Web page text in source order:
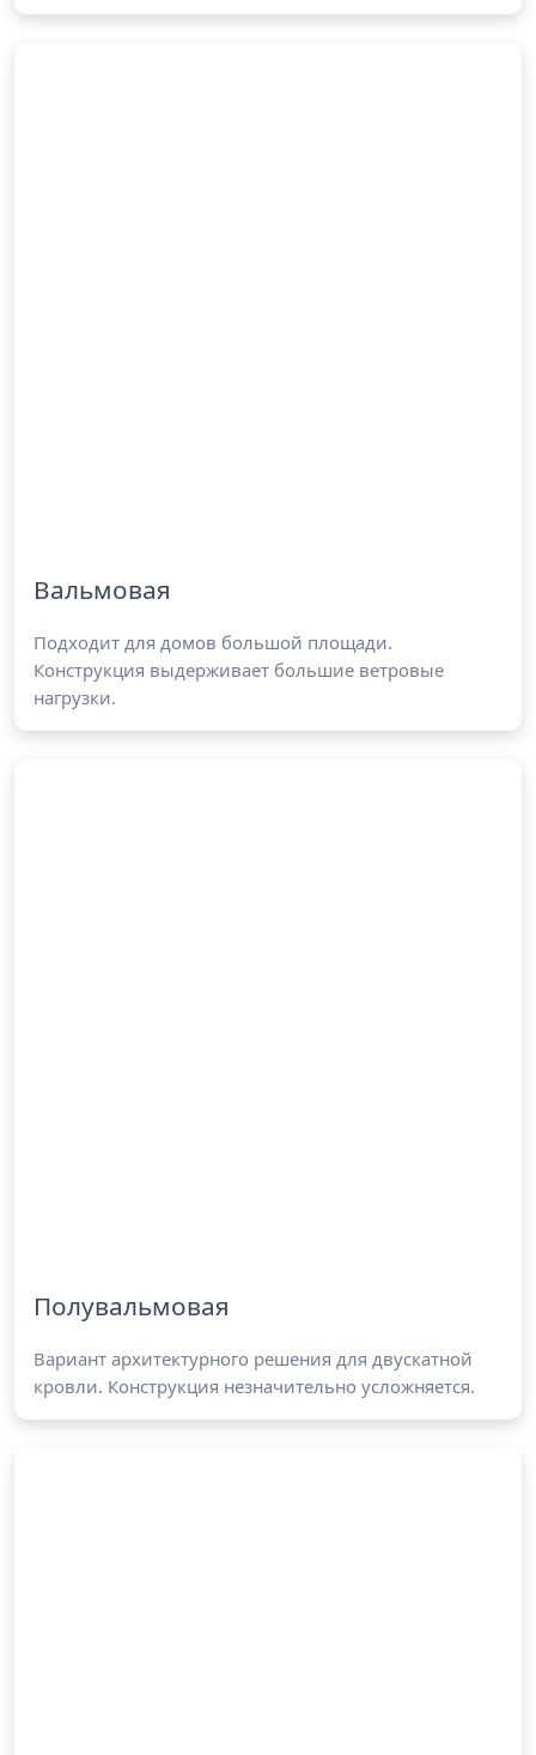
Вальмовая
Подходит для домов большой площади.
Конструкция выдерживает большие ветровые
нагрузки.
Полувальмовая
Вариант архитектурного решения для двускатной
кровли. Конструкция незначительно усложняется.